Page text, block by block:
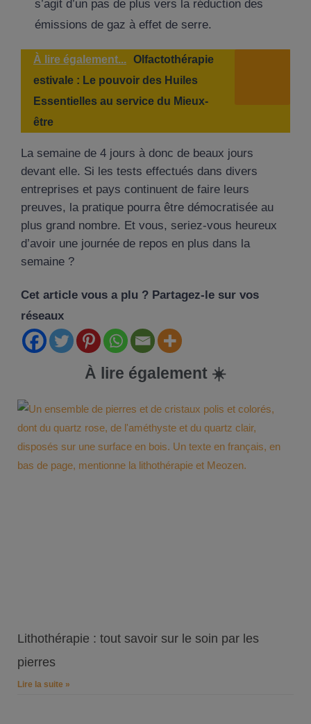
s’agit d’un pas de plus vers la réduction des
émissions de gaz à effet de serre.
À lire également... Olfactothérapie
estivale : Le pouvoir des Huiles
Essentielles au service du Mieux-
être
La semaine de 4 jours à donc de beaux jours
devant elle. Si les tests effectués dans divers
entreprises et pays continuent de faire leurs
preuves, la pratique pourra être démocratisée au
plus grand nombre. Et vous, seriez-vous heureux
d’avoir une journée de repos en plus dans la
semaine ?
Cet article vous a plu ? Partagez-le sur vos
réseaux
À lire également ☀️
Lithothérapie : tout savoir sur le soin par les
pierres
Lire la suite »